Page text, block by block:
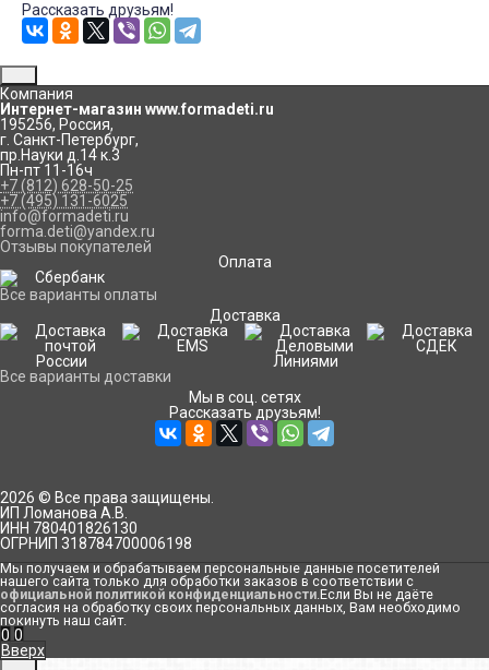
Рассказать друзьям!
Компания
Интернет-магазин www.formadeti.ru
195256, Россия,
г. Санкт-Петербург,
пр.Науки д.14 к.3
Пн-пт 11-16ч
+7 (812) 628-50-25
+7 (495) 131-6025
info@formadeti.ru
forma.deti@yandex.ru
Отзывы покупателей
Оплата
Все варианты оплаты
Доставка
Все варианты доставки
Мы в соц. сетях
Рассказать друзьям!
2026 © Все права защищены.
ИП Ломанова А.В.
ИНН 780401826130
ОГРНИП 318784700006198
Мы получаем и обрабатываем персональные данные посетителей
нашего сайта только для обработки заказов в соответствии с
официальной политикой конфиденциальности.Если Вы не даёте
согласия на обработку своих персональных данных, Вам необходимо
покинуть наш сайт.
0 0
Вверх